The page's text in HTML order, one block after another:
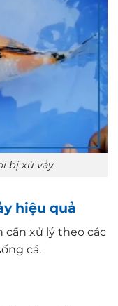
bị xù vảy
hiệu quả
cần xử lý theo các
cá.